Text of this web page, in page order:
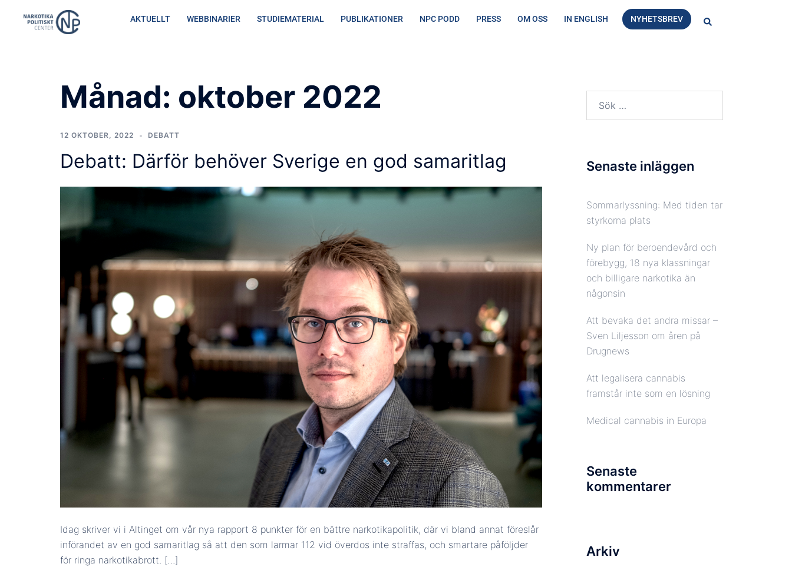
AKTUELLT WEBBINARIER STUDIEMATERIAL PUBLIKATIONER NPC PODD PRESS OM OSS IN ENGLISH NYHETSBREV Sök
Månad: oktober 2022
12 OKTOBER, 2022 DEBATT
Debatt: Därför behöver Sverige en god samaritlag
Idag skriver vi i Altinget om vår nya rapport 8 punkter för en bättre narkotikapolitik, där vi bland annat föreslår
införandet av en god samaritlag så att den som larmar 112 vid överdos inte straffas, och smartare påföljder
för ringa narkotikabrott. […]
Senaste inläggen
Sommarlyssning: Med tiden tar
styrkorna plats
Ny plan för beroendevård och
förebygg, 18 nya klassningar
och billigare narkotika än
någonsin
Att bevaka det andra missar –
Sven Liljesson om åren på
Drugnews
Att legalisera cannabis
framstår inte som en lösning
Medical cannabis in Europa
Senaste
kommentarer
Arkiv